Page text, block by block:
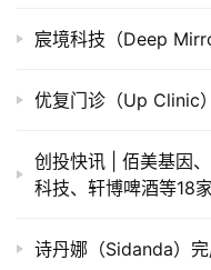
宸境科技（Deep
优复门诊（Up Clinic
创投快讯 | 佰美基因
科技、轩博啤酒等18
诗丹娜（Sidanda）